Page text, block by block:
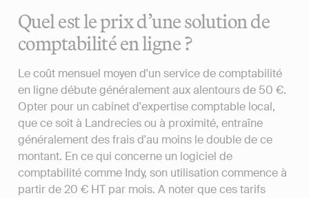
Quel est le prix d’une solution de
comptabilité en ligne ?
Le coût mensuel moyen d'un service de comptabilité
en ligne débute généralement aux alentours de 50 €.
Opter pour un cabinet d'expertise comptable local,
que ce soit à Landrecies ou à proximité, entraîne
généralement des frais d'au moins le double de ce
montant. En ce qui concerne un logiciel de
comptabilité comme Indy, son utilisation commence à
partir de 20 € HT par mois. A noter que ces tarifs